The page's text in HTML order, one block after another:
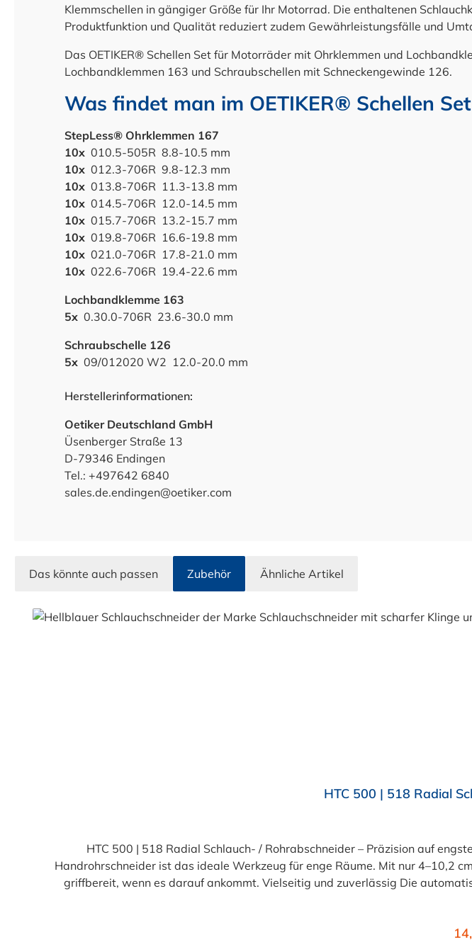
Klemmschellen in gängiger Größe für Ihr Motorrad. Die enthaltenen
Produktfunktion und Qualität reduziert zudem Gewährleistungsfälle und
Das OETIKER® Schellen Set für Motorräder mit Ohrklemmen und
Lochbandklemmen 163 und Schraubschellen mit Schneckengewinde 126.
Was findet man im OETIKER® Schellen
StepLess® Ohrklemmen 167
10x 010.5-505R 8.8-10.5 mm
10x 012.3-706R 9.8-12.3 mm
10x 013.8-706R 11.3-13.8 mm
10x 014.5-706R 12.0-14.5 mm
10x 015.7-706R 13.2-15.7 mm
10x 019.8-706R 16.6-19.8 mm
10x 021.0-706R 17.8-21.0 mm
10x 022.6-706R 19.4-22.6 mm
Lochbandklemme 163
5x 0.30.0-706R 23.6-30.0 mm
Schraubschelle 126
5x 09/012020 W2 12.0-20.0 mm
Herstellerinformationen:
Oetiker Deutschland GmbH
Üsenberger Straße 13
D-79346 Endingen
Tel.: +497642 6840
sales.de.endingen@oetiker.com
Das könnte auch passen Zubehör Ähnliche Artikel
Produktgalerie überspringen
HTC 500 | 518 Radial
HTC 500 | 518 Radial Schlauch- / Rohrabschneider – Präzision auf
Handrohrschneider ist das ideale Werkzeug für enge Räume. Mit nur 4–10,2
griffbereit, wenn es darauf ankommt. Vielseitig und zuverlässig Die automatische Anpassung an den Rohrdurchmesser und die langlebige Nylonkonstruktion